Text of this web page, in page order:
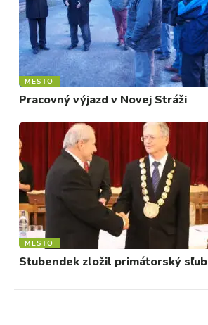
MESTO
Pracovný výjazd v Novej Stráži
MESTO
Stubendek zložil primátorský sľub